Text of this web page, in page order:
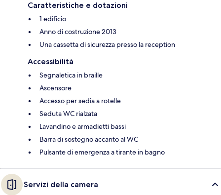
Caratteristiche e dotazioni
1 edificio
Anno di costruzione 2013
Una cassetta di sicurezza presso la reception
Accessibilità
Segnaletica in braille
Ascensore
Accesso per sedia a rotelle
Seduta WC rialzata
Lavandino e armadietti bassi
Barra di sostegno accanto al WC
Pulsante di emergenza a tirante in bagno
Servizi della camera